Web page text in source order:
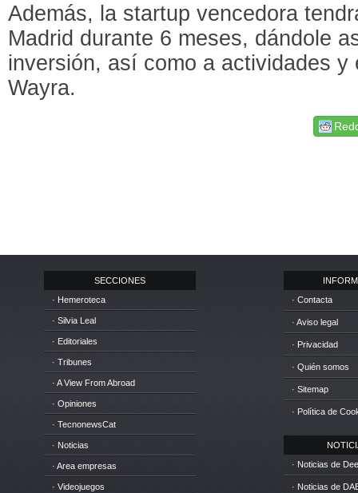
Además, la startup vencedora
Madrid durante 6 meses, dándole
inversión, así como a actividades y
Wayra.
SECCIONES
· Hemeroteca
· Silvia Leal
· Editoriales
· Tribunes
· A View From Abroad
· Opiniones
· TecnonewsCat
· Noticias
· Area empresas
· Videojuegos
· Contacta
· Aviso legal
· Privacidad
· Quién somos
· Sitemap
· Política de
· Noticias de
· Noticias de